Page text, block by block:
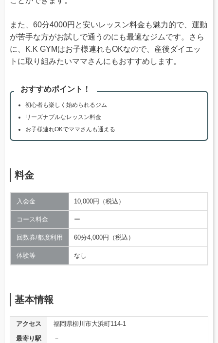
また、60分4000円と安いレッスン料金も魅力的で、運動
が苦手な方がお試しで通うのにも最適なジムです。さら
に、K.K GYMはお子様連れもOKなので、産後ダイエッ
トに取り組みたいママさんにもおすすめします。
おすすめポイント！
初心者も楽しく始められるジム
リーズナブルなレッスン料金
お子様連れOKでママさんも通える
料金
入会金 10,000円（税込）
コース料金 ー
回数券/都度利用 60分4,000円（税込）
体験等 なし
基本情報
アクセス
福岡県柳川市大浜町114-1
最寄り駅
－